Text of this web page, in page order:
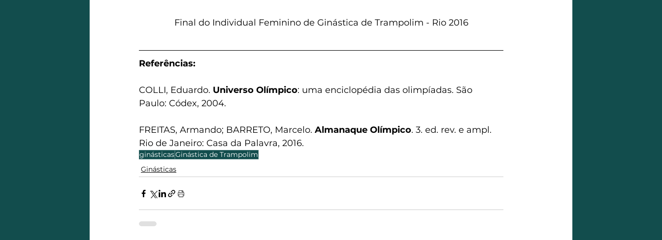
Final do Individual Feminino de Ginástica de Trampolim - Rio 2016
Referências:
COLLI, Eduardo. Universo Olímpico: uma enciclopédia das olimpíadas. São
Paulo: Códex, 2004.
FREITAS, Armando; BARRETO, Marcelo. Almanaque Olímpico. 3. ed. rev. e ampl.
Rio de Janeiro: Casa da Palavra, 2016.
ginásticasGinástica de Trampolim
Ginásticas